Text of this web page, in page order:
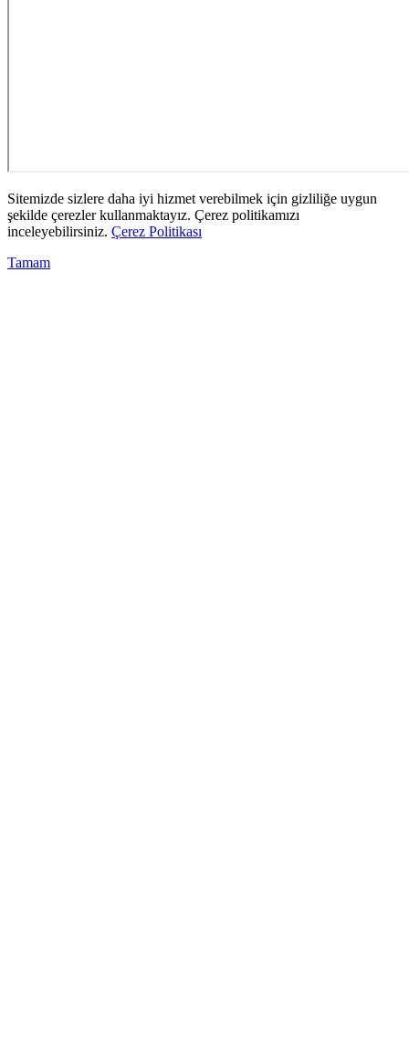
Sitemizde sizlere daha iyi hizmet verebilmek için gizliliğe uygun
şekilde çerezler kullanmaktayız. Çerez politikamızı
inceleyebilirsiniz. Çerez Politikası
Tamam